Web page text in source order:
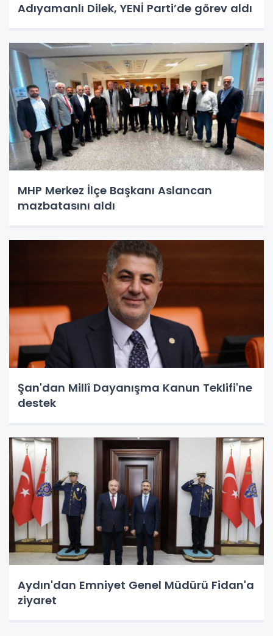
Adıyamanlı Dilek, YENİ Parti’de görev aldı
MHP Merkez İlçe Başkanı Aslancan
mazbatasını aldı
Şan'dan Millî Dayanışma Kanun Teklifi'ne
destek
Aydın'dan Emniyet Genel Müdürü Fidan'a
ziyaret